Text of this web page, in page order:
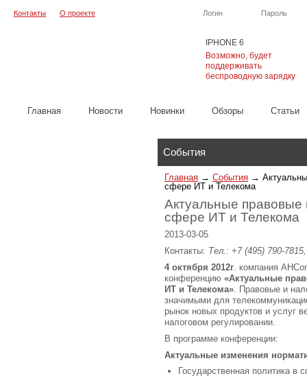
IPHONE 6
Возможно, будет
поддерживать
беспроводную зарядку
Логин Пароль
Контакты О проекте
Главная Новости Новинки Обзоры Cтатьи
События
Главная → События →
сфере ИТ и Телекома
Актуальные
сфере ИТ и Телекома
2013-03-05
Контакты: Тел.: +7 (495) 790-
4 октября 2012г. компания
конференцию «Актуальные
ИТ и Телекома». Правовые и
значимыми для
рынок новых продуктов и услуг
налоговом регулировании.
В программе конференции:
Актуальные изменения
Государственная политика в